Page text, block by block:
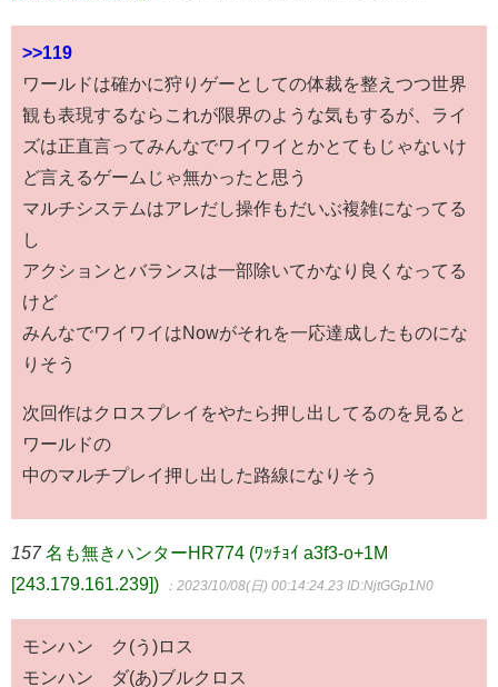
>>119
ワールドは確かに狩りゲーとしての体裁を整えつつ世界
観も表現するならこれが限界のような気もするが、ライ
ズは正直言ってみんなでワイワイとかとてもじゃないけ
ど言えるゲームじゃ無かったと思う
マルチシステムはアレだし操作もだいぶ複雑になってる
し
アクションとバランスは一部除いてかなり良くなってる
けど
みんなでワイワイはNowがそれを一応達成したものにな
りそう
次回作はクロスプレイをやたら押し出してるのを見ると
ワールドの
中のマルチプレイ押し出した路線になりそう
157 名も無きハンターHR774 (ﾜｯﾁｮｲ a3f3-o+1M
[243.179.161.239])
：2023/10/08(日) 00:14:24.23 ID:NjtGGp1N0
モンハン ク(う)ロス
モンハン ダ(あ)ブルクロス